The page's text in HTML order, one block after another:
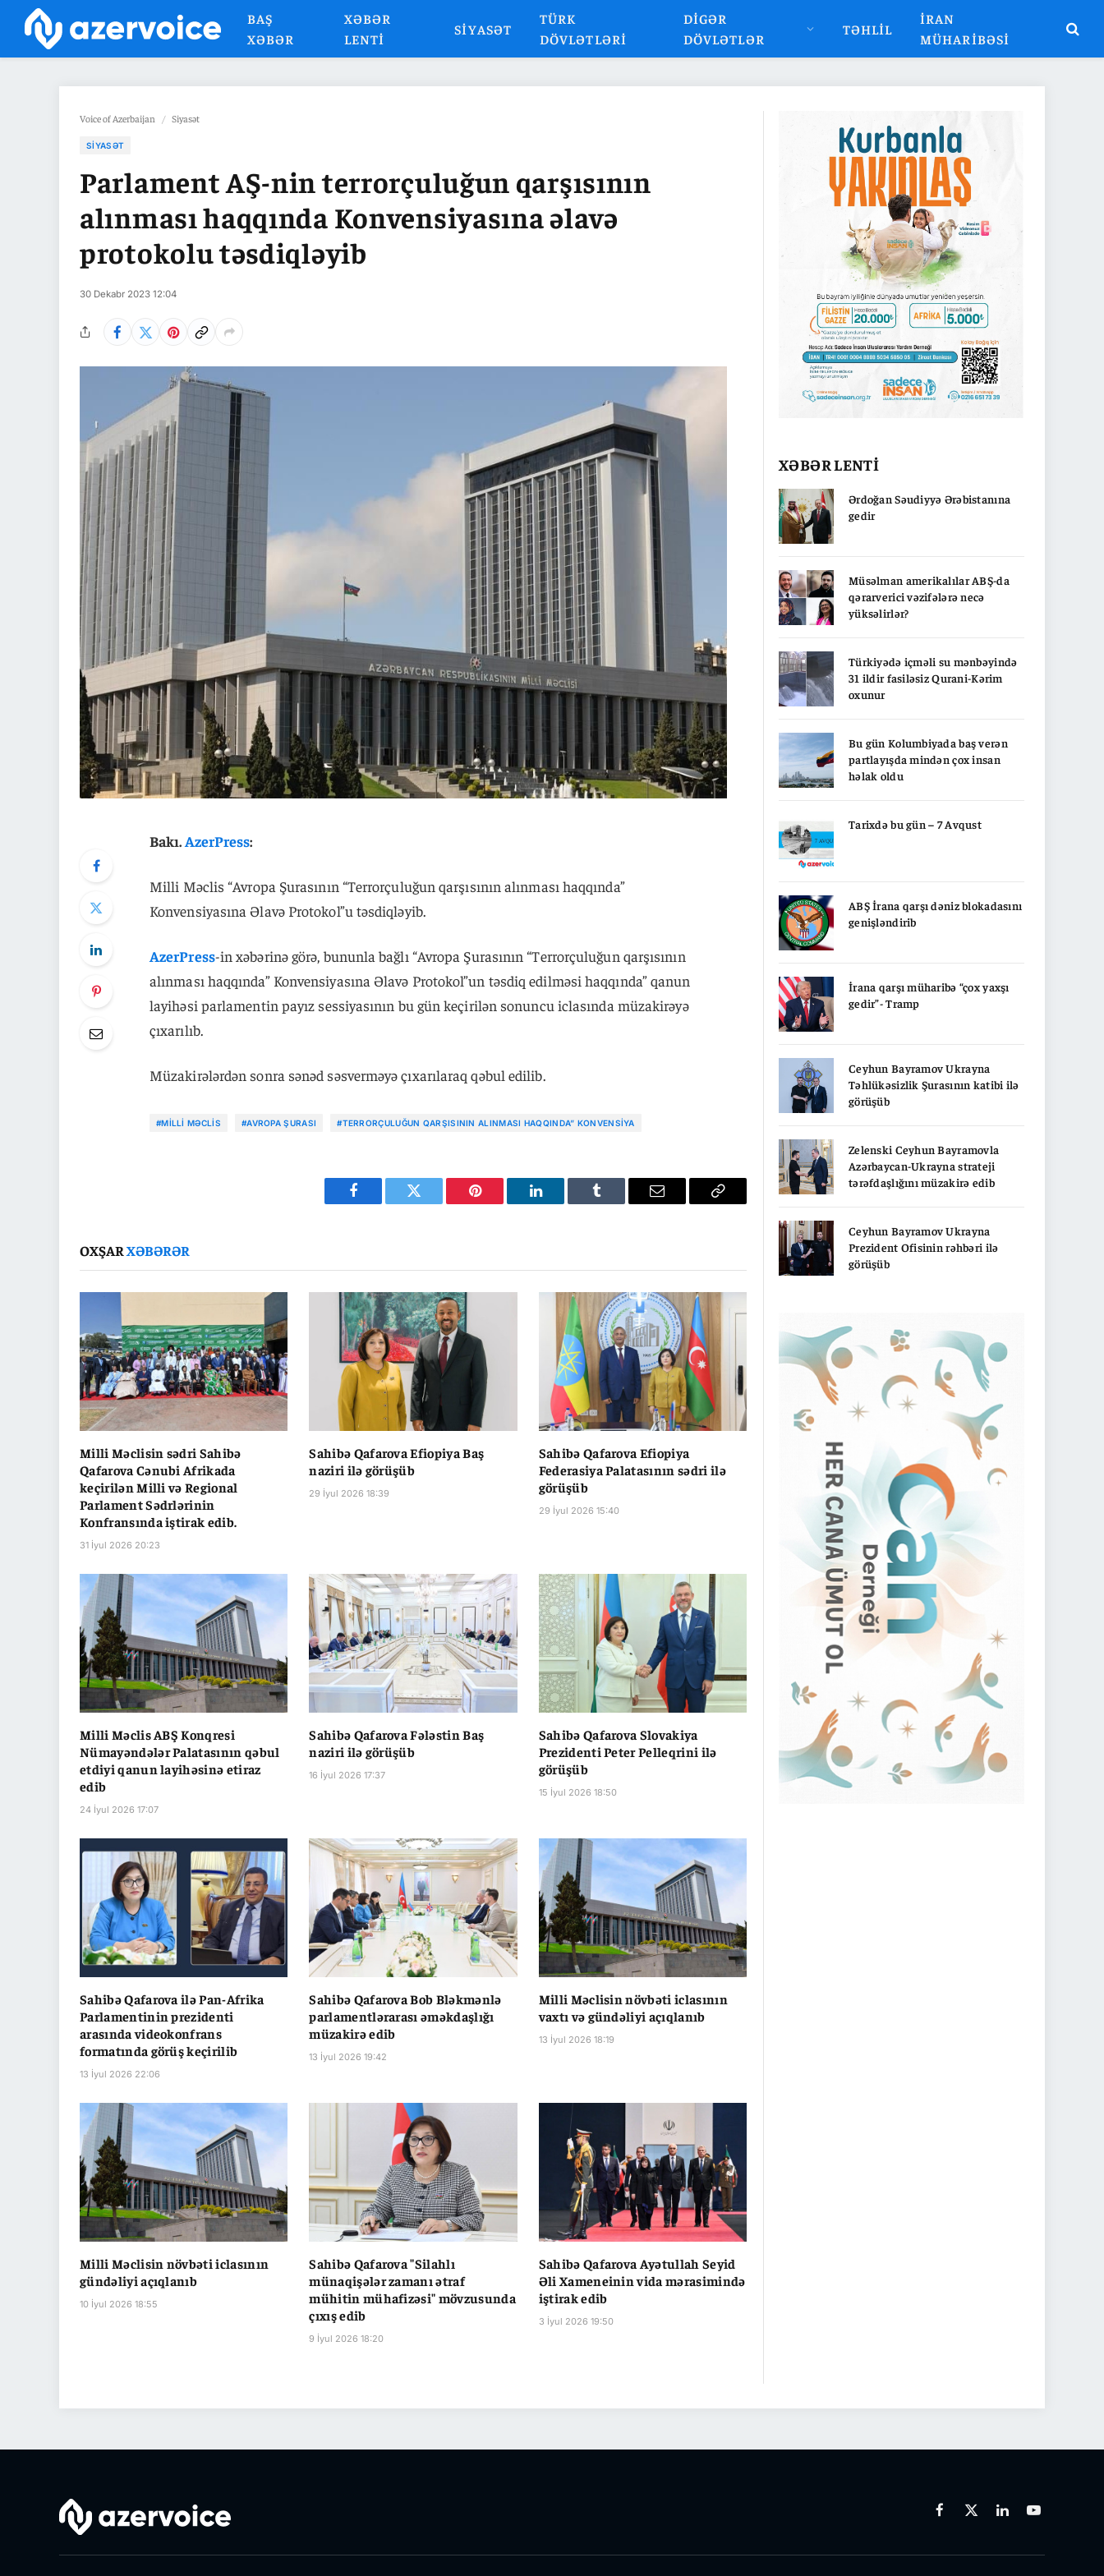
BAŞ
XƏBƏR
XƏBƏR
LENTI
SIYASƏT
TÜRK
DÖVLƏTLƏRI
DIGƏR
DÖVLƏTLƏR
TƏHLIL
İRAN
MÜHARIBƏSI
Voice of Azerbaijan / Siyasət
SIYASƏT
Parlament AŞ-nin terrorçuluğun qarşısının
alınması haqqında Konvensiyasına əlavə
protokolu təsdiqləyib
30 Dekabr 2023 12:04
Bakı.AzerPress:
Milli Məclis “Avropa Şurasının “Terrorçuluğun qarşısının alınması haqqında”
Konvensiyasına Əlavə Protokol”u təsdiqləyib.
AzerPress-in xəbərinə görə, bununla bağlı “Avropa Şurasının “Terrorçuluğun qarşısının
alınması haqqında” Konvensiyasına Əlavə Protokol”un təsdiq edilməsi haqqında” qanun
layihəsi parlamentin payız sessiyasının bu gün keçirilən sonuncu iclasında müzakirəyə
çıxarılıb.
Müzakirələrdən sonra sənəd səsverməyə çıxarılaraq qəbul edilib.
#MILLI MƏCLIS #AVROPA ŞURASI #TERRORÇULUĞUN QARŞISININ ALINMASI HAQQINDA” KONVENSIYA
Facebook Twitter Pinterest LinkedIn Tumblr Email
Copy
OXŞARXƏBƏRƏR
Milli Məclisin sədri Sahibə
Qafarova Cənubi Afrikada
keçirilən Milli və Regional
Parlament Sədrlərinin
Konfransında iştirak edib.
31 İyul 2026 20:23
Sahibə Qafarova Efiopiya Baş
naziri ilə görüşüb
29 İyul 2026 18:39
Sahibə Qafarova Efiopiya
Federasiya Palatasının sədri ilə
görüşüb
29 İyul 2026 15:40
Milli Məclis ABŞ Konqresi
Nümayəndələr Palatasının qəbul
etdiyi qanun layihəsinə etiraz
edib
24 İyul 2026 17:07
Sahibə Qafarova Fələstin Baş
naziri ilə görüşüb
16 İyul 2026 17:37
Sahibə Qafarova Slovakiya
Prezidenti Peter Pelleqrini ilə
görüşüb
15 İyul 2026 18:50
Sahibə Qafarova ilə Pan-Afrika
Parlamentinin prezidenti
arasında videokonfrans
formatında görüş keçirilib
13 İyul 2026 22:06
Sahibə Qafarova Bob Bləkmənlə
parlamentlərarası əməkdaşlığı
müzakirə edib
13 İyul 2026 19:42
Milli Məclisin növbəti iclasının
vaxtı və gündəliyi açıqlanıb
13 İyul 2026 18:19
Milli Məclisin növbəti iclasının
gündəliyi açıqlanıb
10 İyul 2026 18:55
Sahibə Qafarova "Silahlı
münaqişələr zamanı ətraf
mühitin mühafizəsi" mövzusunda
çıxış edib
9 İyul 2026 18:20
Sahibə Qafarova Ayətullah Seyid
Əli Xameneinin vida mərasimində
iştirak edib
3 İyul 2026 19:50
XƏBƏR LENTİ
Ərdoğan Səudiyyə Ərəbistanına
gedir
Müsəlman amerikalılar ABŞ-da
qərarverici vəzifələrə necə
yüksəlirlər?
Türkiyədə içməli su mənbəyində
31 ildir fasiləsiz Qurani-Kərim
oxunur
Bu gün Kolumbiyada baş verən
partlayışda mindən çox insan
həlak oldu
Tarixdə bu gün – 7 Avqust
ABŞ İrana qarşı dəniz blokadasını
genişləndirib
İrana qarşı müharibə “çox yaxşı
gedir”- Tramp
Ceyhun Bayramov Ukrayna
Təhlükəsizlik Şurasının katibi ilə
görüşüb
Zelenski Ceyhun Bayramovla
Azərbaycan-Ukrayna strateji
tərəfdaşlığını müzakirə edib
Ceyhun Bayramov Ukrayna
Prezident Ofisinin rəhbəri ilə
görüşüb
Facebook
X
LinkedinYoutube